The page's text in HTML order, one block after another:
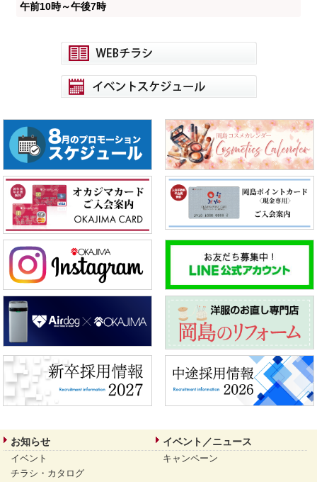
午前10時～午後7時
お知らせ イベント／ニュース
イベント
キャンペーン
チラシ・カタログ